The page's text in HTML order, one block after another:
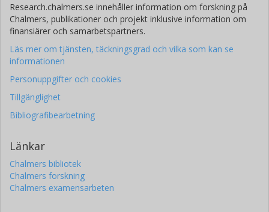
Research.chalmers.se innehåller information om forskning på
Chalmers, publikationer och projekt inklusive information om
finansiärer och samarbetspartners.
Läs mer om tjänsten, täckningsgrad och vilka som kan se
informationen
Personuppgifter och cookies
Tillgänglighet
Bibliografibearbetning
Länkar
Chalmers bibliotek
Chalmers forskning
Chalmers examensarbeten